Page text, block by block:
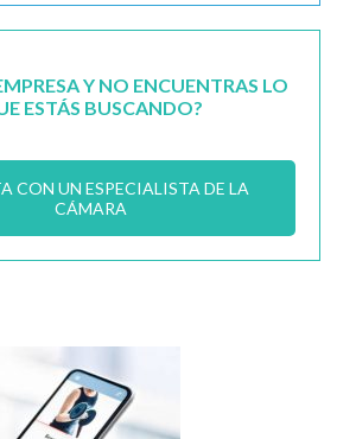
Y NO ENCUENTRAS LO
ESTÁS BUSCANDO?
CON UN ESPECIALISTA DE LA
CÁMARA